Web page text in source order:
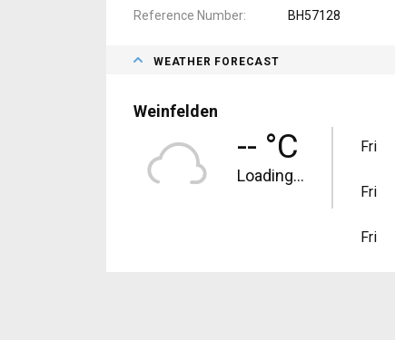
Reference Number
BH57128
WEATHER FORECAST
Weinfelden
-- °C
Loading...
Fri
Fri
Fri